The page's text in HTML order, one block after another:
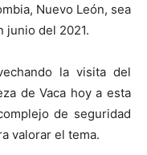
Nuevo León, sea
junio del 2021.
la visita del
de Vaca hoy a esta
de seguridad
valorar el tema.